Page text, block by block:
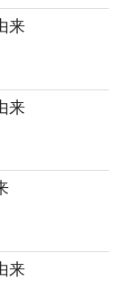
来
来
来